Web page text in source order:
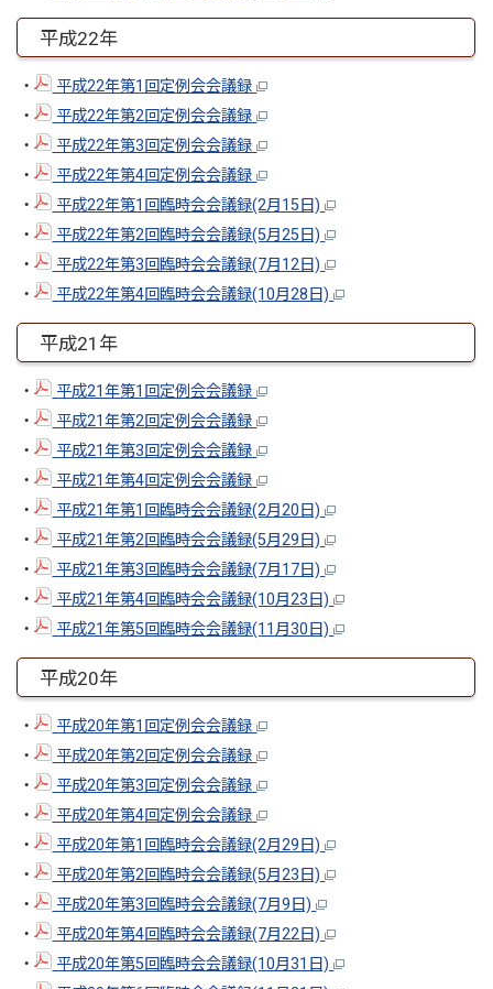
平成22年
・
平成22年第1回定例会会議録
・
平成22年第2回定例会会議録
・
平成22年第3回定例会会議録
・
平成22年第4回定例会会議録
・
平成22年第1回臨時会会議録(2月15日)
・
平成22年第2回臨時会会議録(5月25日)
・
平成22年第3回臨時会会議録(7月12日)
・
平成22年第4回臨時会会議録(10月28日)
平成21年
・
平成21年第1回定例会会議録
・
平成21年第2回定例会会議録
・
平成21年第3回定例会会議録
・
平成21年第4回定例会会議録
・
平成21年第1回臨時会会議録(2月20日)
・
平成21年第2回臨時会会議録(5月29日)
・
平成21年第3回臨時会会議録(7月17日)
・
平成21年第4回臨時会会議録(10月23日)
・
平成21年第5回臨時会会議録(11月30日)
平成20年
・
平成20年第1回定例会会議録
・
平成20年第2回定例会会議録
・
平成20年第3回定例会会議録
・
平成20年第4回定例会会議録
・
平成20年第1回臨時会会議録(2月29日)
・
平成20年第2回臨時会会議録(5月23日)
・
平成20年第3回臨時会会議録(7月9日)
・
平成20年第4回臨時会会議録(7月22日)
・
平成20年第5回臨時会会議録(10月31日)